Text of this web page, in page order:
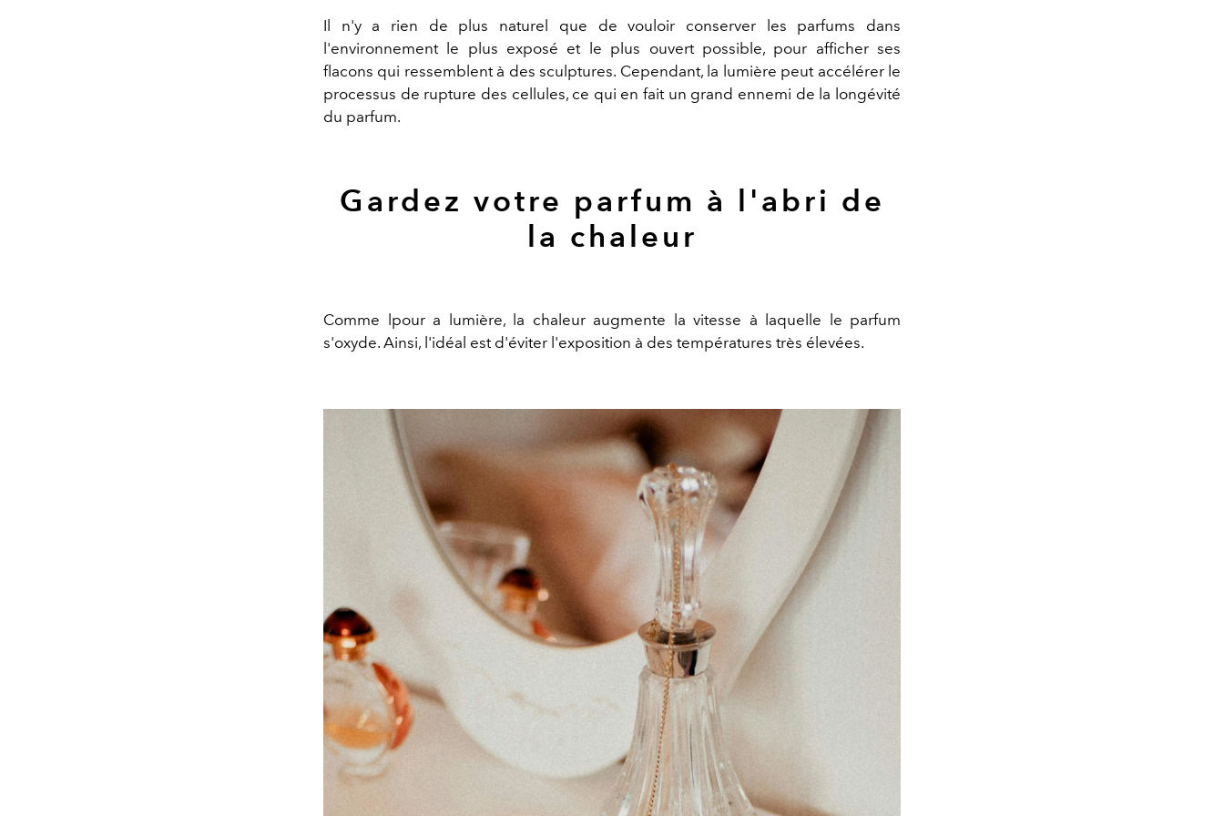
Il n'y a rien de plus naturel que de vouloir conserver les parfums dans
l'environnement le plus exposé et le plus ouvert possible, pour afficher ses
flacons qui ressemblent à des sculptures. Cependant, la lumière peut accélérer le
processus de rupture des cellules, ce qui en fait un grand ennemi de la longévité
du parfum.
Gardez votre parfum à l'abri de
la chaleur
Comme lpour a lumière, la chaleur augmente la vitesse à laquelle le parfum
s'oxyde. Ainsi, l'idéal est d'éviter l'exposition à des températures très élevées.